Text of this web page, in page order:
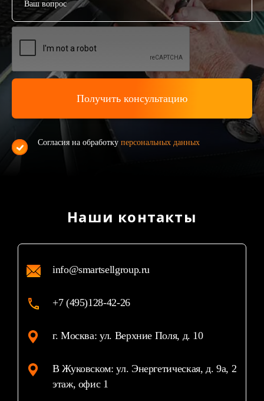
Согласия на обработку персональных данных
Наши контакты
info@smartsellgroup.ru
+7 (495)128-42-26
г. Москва: ул. Верхние Поля, д. 10
В Жуковском: ул. Энергетическая, д. 9а, 2
этаж, офис 1